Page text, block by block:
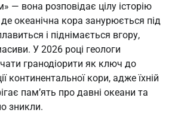
— вона розповідає цілу історію
океанічна кора занурюється під
і піднімається вгору,
У 2026 році геологи
гранодіорити як ключ до
континентальної кори, адже їхній
пам’ять про давні океани та
зникли.